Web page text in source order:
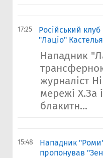
17:25
Російський
"Лаціо"
Нападник
журналіст
мережі X.За
блакитн...
15:48
Нападник
пропонував